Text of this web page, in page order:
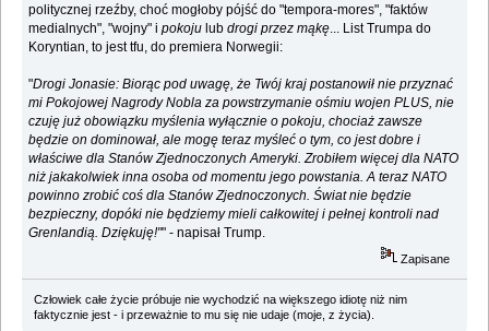
politycznej rzeźby, choć mogłoby pójść do "tempora-mores", "faktów
medialnych", "wojny" ipokoju lubdrogi przez mąkę ... List Trumpa do
Koryntian, to jest tfu, do premiera Norwegii:
"Drogi Jonasie: Biorąc pod uwagę, że Twój kraj postanowił nie przyznać
mi Pokojowej Nagrody Nobla za powstrzymanie ośmiu wojen PLUS, nie
czuję już obowiązku myślenia wyłącznie o pokoju, chociaż zawsze
będzie on dominował, ale mogę teraz myśleć o tym, co jest dobre i
właściwe dla Stanów Zjednoczonych Ameryki. Zrobiłem więcej dla NATO
niż jakakolwiek inna osoba od momentu jego powstania. A teraz NATO
powinno zrobić coś dla Stanów Zjednoczonych. Świat nie będzie
bezpieczny, dopóki nie będziemy mieli całkowitej i pełnej kontroli nad
Grenlandią. Dziękuję!"" - napisał Trump.
Zapisane
Człowiek całe życie próbuje nie wychodzić na większego idiotę niż nim
faktycznie jest - i przeważnie to mu się nie udaje (moje, z życia).